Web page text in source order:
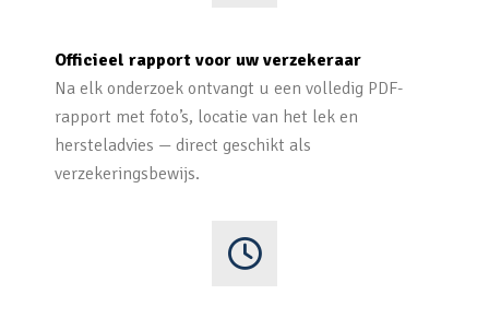
Officieel rapport voor uw verzekeraar
Na elk onderzoek ontvangt u een volledig PDF-
rapport met foto’s, locatie van het lek en
hersteladvies — direct geschikt als
verzekeringsbewijs.